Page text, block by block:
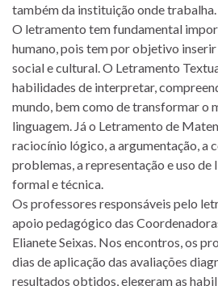
também da instituição onde trabalha.
O letramento tem fundamental
humano, pois tem por objetivo
social e cultural. O Letramento
habilidades de interpretar,
mundo, bem como de transformar o
linguagem. Já o Letramento de
raciocínio lógico, a argumentação, a
problemas, a representação e uso de
formal e técnica.
Os professores responsáveis pelo
apoio pedagógico das
Elianete Seixas. Nos encontros, os
dias de aplicação das avaliações
resultados obtidos, elegeram as